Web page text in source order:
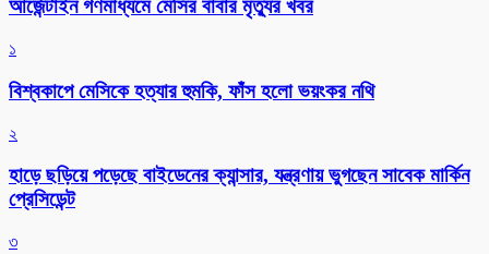
আর্জেন্টাইন গণমাধ্যমে মেসির বাবার মৃত্যুর খবর
১
বিশ্বকাপে মেসিকে হত্যার হুমকি, ফাঁস হলো ভয়ংকর নথি
২
হাড়ে ছড়িয়ে পড়েছে বাইডেনের ক্যান্সার, যন্ত্রণায় ভুগছেন সাবেক মার্কিন
প্রেসিডেন্ট
৩